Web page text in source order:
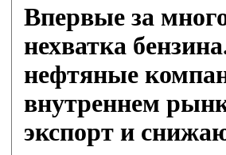
Впервые за
нехватка
нефтяные
внутреннем
экспорт и